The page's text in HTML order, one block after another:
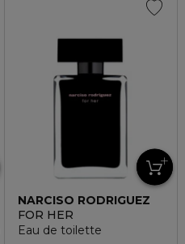
NARCISO RODRIGUEZ
FOR HER
Eau de toilette